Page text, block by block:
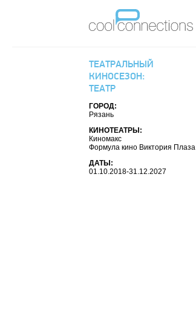
ТЕАТРАЛЬНЫЙ
КИНОСЕЗОН:
ТЕАТР
ГОРОД:
Рязань
КИНОТЕАТРЫ:
Киномакс
Формула кино Виктория Плаза
ДАТЫ:
01.10.2018-31.12.2027